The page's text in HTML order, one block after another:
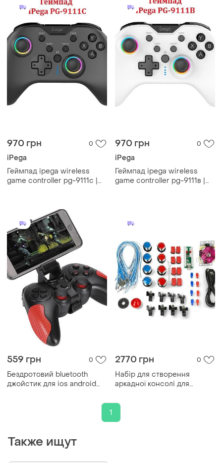
970 грн 0
iPega
Геймпад ipega wireless
game controller pg-9111с |
970 грн 0
iPega
Геймпад ipega wireless
game controller pg-9111в |
559 грн 0
Бездротовий bluetooth
джойстик для ios android
2770 грн 0
Набір для створення
аркадної консолі для
1
Также ищут